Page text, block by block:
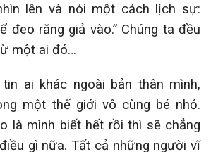
lên và nói một cách lịch sự:
đeo răng giả vào.” Chúng ta đều
một ai đó…
ai khác ngoài bản thân mình,
một thế giới vô cùng bé nhỏ.
là mình biết hết rồi thì sẽ chẳng
gì nữa. Tất cả những người vĩ